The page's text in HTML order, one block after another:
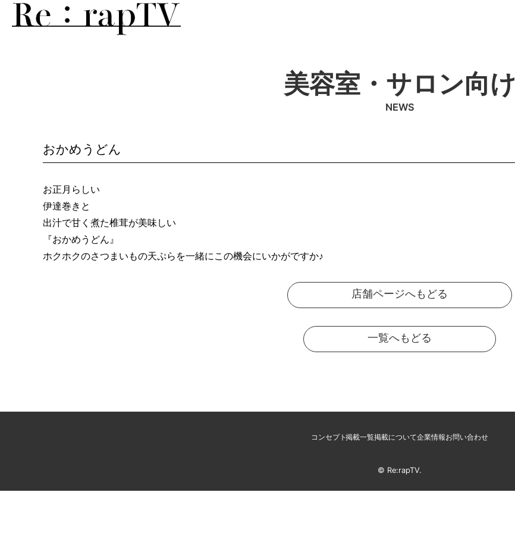
美容室・サロン向け
NEWS
おかめうどん
お正月らしい
伊達巻きと
出汁で甘く煮た椎茸が美味しい
『おかめうどん』
ホクホクのさつまいもの天ぷらを一緒にこの機会にいかがですか♪
店舗ページへもどる
一覧へもどる
コンセプト掲載一覧掲載について企業情報お問い合わせ
© Re:rapTV.